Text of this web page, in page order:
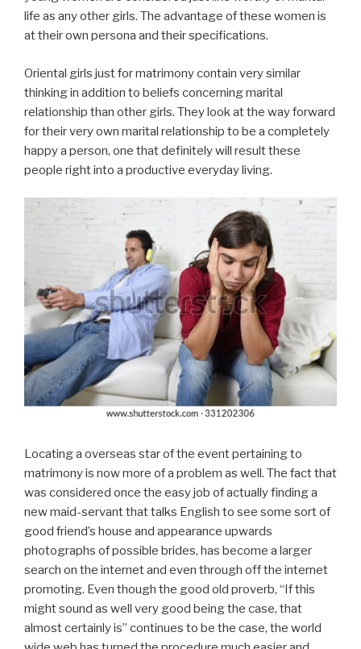
life as any other girls. The advantage of these women is
at their own persona and their specifications.
Oriental girls just for matrimony contain very similar
thinking in addition to beliefs concerning marital
relationship than other girls. They look at the way forward
for their very own marital relationship to be a completely
happy a person, one that definitely will result these
people right into a productive everyday living.
Locating a overseas star of the event pertaining to
matrimony is now more of a problem as well. The fact that
was considered once the easy job of actually finding a
new maid-servant that talks English to see some sort of
good friend’s house and appearance upwards
photographs of possible brides, has become a larger
search on the internet and even through off the internet
promoting. Even though the good old proverb, “If this
might sound as well very good being the case, that
almost certainly is” continues to be the case, the world